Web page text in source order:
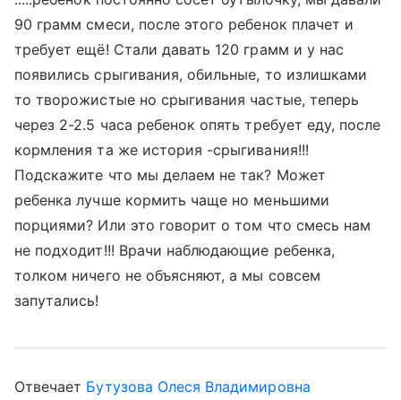
90 грамм смеси, после этого ребенок плачет и
требует ещё! Стали давать 120 грамм и у нас
появились срыгивания, обильные, то излишками
то творожистые но срыгивания частые, теперь
через 2-2.5 часа ребенок опять требует еду, после
кормления та же история -срыгивания!!!
Подскажите что мы делаем не так? Может
ребенка лучше кормить чаще но меньшими
порциями? Или это говорит о том что смесь нам
не подходит!!! Врачи наблюдающие ребенка,
толком ничего не объясняют, а мы совсем
запутались!
Отвечает Бутузова Олеся Владимировна